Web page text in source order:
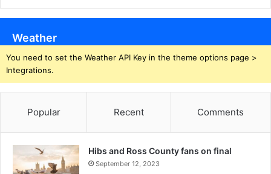
Weather
You need to set the Weather API Key in the theme options page >
Integrations.
Popular Recent Comments
Hibs and Ross County fans on final
September 12, 2023